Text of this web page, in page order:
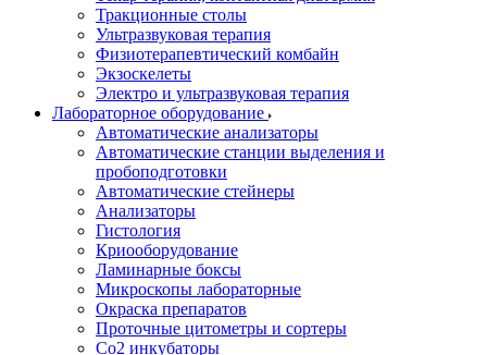
Тракционные столы
Ультразвуковая терапия
Физиотерапевтический комбайн
Экзоскелеты
Электро и ультразвуковая терапия
Лабораторное оборудование
Автоматические анализаторы
Автоматические станции выделения и
пробоподготовки
Автоматические стейнеры
Анализаторы
Гистология
Криооборудование
Ламинарные боксы
Микроскопы лабораторные
Окраска препаратов
Проточные цитометры и сортеры
Со2 инкубаторы